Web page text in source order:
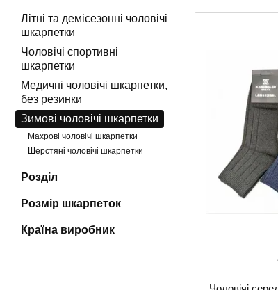
Літні та демісезонні чоловічі
шкарпетки
Чоловічі спортивні
шкарпетки
Медичні чоловічі шкарпетки,
без резинки
Зимові чоловічі шкарпетки
Махрові чоловічі шкарпетки
Шерстяні чоловічі шкарпетки
Розділ
Розмір шкарпеток
Країна виробник